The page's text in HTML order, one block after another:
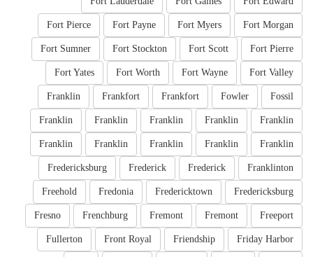
Fort Morgan
Fort Myers
Fort Payne
Fort Pierce
Fort Pierre
Fort Scott
Fort Stockton
Fort Sumner
Fort Valley
Fort Wayne
Fort Worth
Fort Yates
Fossil
Fowler
Frankfort
Frankfort
Franklin
Franklin
Franklin
Franklin
Franklin
Franklin
Franklin
Franklin
Franklin
Franklin
Franklin
Franklinton
Frederick
Frederick
Fredericksburg
Fredericksburg
Fredericktown
Fredonia
Freehold
Freeport
Fremont
Fremont
Frenchburg
Fresno
Friday Harbor
Friendship
Front Royal
Fullerton